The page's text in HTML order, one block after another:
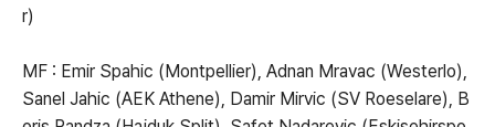
r)
MF : Emir Spahic (Montpellier), Adnan Mravac (Westerlo),
Sanel Jahic (AEK Athene), Damir Mirvic (SV Roeselare), B